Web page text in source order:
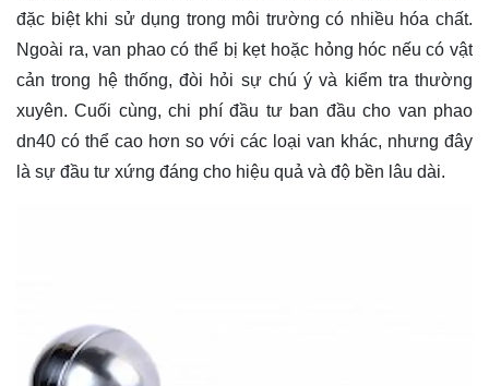
đặc biệt khi sử dụng trong môi trường có nhiều hóa chất.
Ngoài ra, van phao có thể bị kẹt hoặc hỏng hóc nếu có vật
cản trong hệ thống, đòi hỏi sự chú ý và kiểm tra thường
xuyên. Cuối cùng, chi phí đầu tư ban đầu cho van phao
dn40 có thể cao hơn so với các loại van khác, nhưng đây
là sự đầu tư xứng đáng cho hiệu quả và độ bền lâu dài.